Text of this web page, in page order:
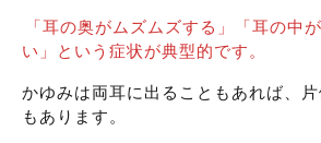
「耳の奥がムズムズする」「耳の中
い」という症状が典型的です。
かゆみは両耳に出ることもあれば、
もあります。